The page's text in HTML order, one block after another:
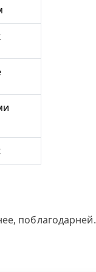
поблагодарней.